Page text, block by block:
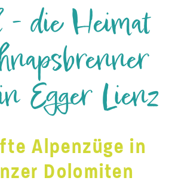
die Heimat
Egger Lienz
Alpenzüge in
Dolomiten